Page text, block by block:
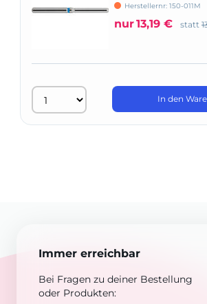
Stirnschneident
Herstellernr: 150-011M
nur13,19 € statt
In den
Immer erreichbar
Bei Fragen zu deiner Bestellung
oder Produkten: